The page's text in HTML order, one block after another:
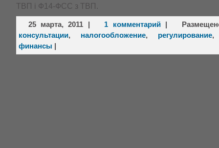
ТВП і Ф14-ФСС з ТВП.
25 марта, 2011 | 1 комментарий |
консультации, налогообложение, регулирование
финансы |